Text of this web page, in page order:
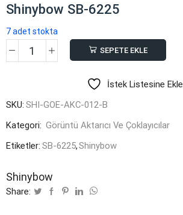
Shinybow SB-6225
7 adet stokta
Shinybow
adet
SEPETE EKLE
İstek Listesine Ekle
SKU: SHI-GOE-AKC-012-B
Kategori: Görüntü Aktarıcı Ve Çoklayıcılar
Etiketler: SB-6225,Shinybow
Shinybow
Share: